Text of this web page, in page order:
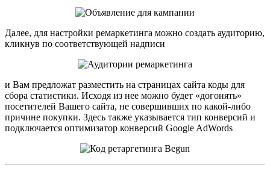
Далее, для настройки ремаркетинга можно создать аудиторию,
кликнув по соответствующей надписи
и Вам предложат разместить на страницах сайта коды для
сбора статистики. Исходя из нее можно будет «догонять»
посетителей Вашего сайта, не совершивших по какой-либо
причине покупки. Здесь также указывается тип конверсий и
подключается оптимизатор конверсий Google AdWords